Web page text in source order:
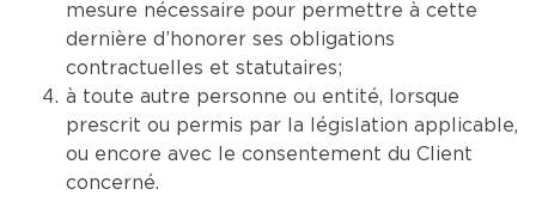
mesure nécessaire pour permettre à cette
dernière d’honorer ses obligations
contractuelles et statutaires;
à toute autre personne ou entité, lorsque
prescrit ou permis par la législation applicable,
ou encore avec le consentement du Client
concerné.